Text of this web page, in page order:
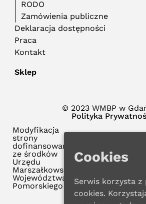
RODO
Zamówienia publiczne
Deklaracja dostępności
Praca
Kontakt
Sklep
© 2023 WMBP w
Polityka
Modyfikacja
strony
dofinansowana
ze środków
Urzędu
Marszałkowskiego
Województwa
Pomorskiego
Cookies
Serwis korzysta z
cookies.